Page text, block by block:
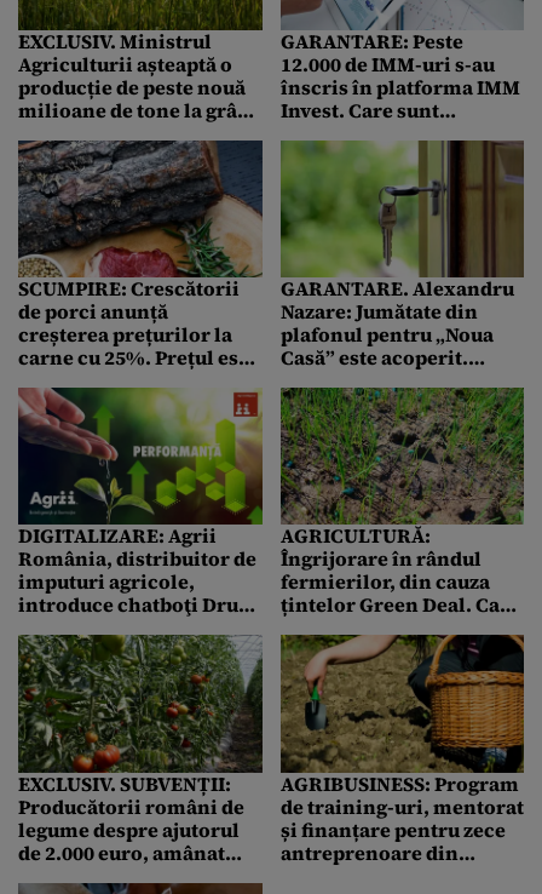
EXCLUSIV. Ministrul
Agriculturii așteaptă o
producție de peste nouă
milioane de tone la grâu,
de ploi și de grindină
GARANTARE: Peste
12.000 de IMM-uri s-au
înscris în platforma IMM
Invest. Care sunt
SCUMPIRE: Crescătorii
de porci anunță
creșterea prețurilor la
carne cu 25%. Prețul este
dar consumatorul
plătește „european”
GARANTARE. Alexandru
Nazare: Jumătate din
plafonul pentru „Noua
Casă” este acoperit.
se ridică la peste 735
milioane lei
DIGITALIZARE: Agrii
România, distribuitor de
imputuri agricole,
introduce chatboţi Druid
are 200 utilizatori deja
AGRICULTURĂ:
Îngrijorare în rândul
fermierilor, din cauza
țintelor Green Deal. Care
pe care o cer cu
insistență agricultorii
EXCLUSIV. SUBVENȚII:
Producătorii români de
legume despre ajutorul
de 2.000 euro, amânat
AGRIBUSINESS: Program
de training-uri, mentorat
și finanțare pentru zece
antreprenoare din